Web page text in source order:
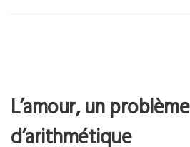
L’amour, un problème
d’arithmétique